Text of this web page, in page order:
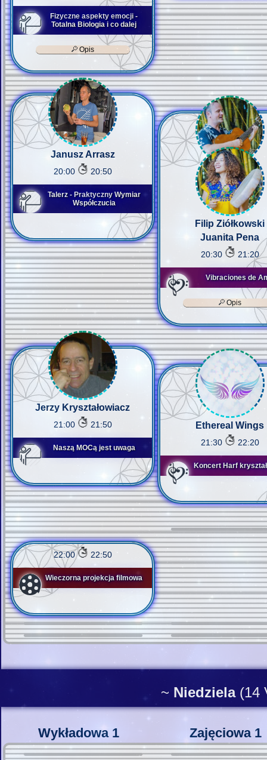
Fizyczne aspekty emocji -
Totalna Biologia i co dalej
Opis
Janusz Arrasz
20:00 20:50
Talerz - Praktyczny Wymiar
Współczucia
Filip Ziółkowski
Juanita Pena
20:30 21:20
Vibraciones de
Opis
Jerzy Kryształowiacz
21:00 21:50
Naszą MOCą jest uwaga
Ethereal Wings
21:30 22:20
Koncert Harf
22:00 22:50
Wieczorna projekcja filmowa
~ Niedziela(14
Wykładowa 1 Zajęciowa 1